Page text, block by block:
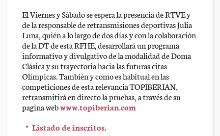
El Viernes y Sábado se espera la presencia de RTVE y
de la responsable de retransmisiones deportivas Julia
Luna, quién a lo largo de dos días y con la colaboración
de la DT de esta RFHE, desarrollará un programa
informativo y divulgativo de la modalidad de Doma
Clásica y su trayectoria hacia las futuras citas
Olímpicas. También y como es habitual en las
competiciones de esta relevancia TOPIBERIAN,
retransmitirá en directo la pruebas, a través de su
pagina webwww.topiberian.com
Listado de inscritos.